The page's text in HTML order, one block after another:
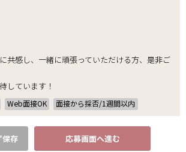
共感し、一緒に頑張っていただける方、是非ご
しています！
Web面接OK 面接から採否/1週間以内
保存 応募画面へ進む